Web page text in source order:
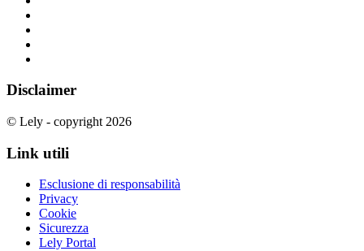
Disclaimer
© Lely - copyright 2026
Link utili
Esclusione di responsabilità
Privacy
Cookie
Sicurezza
Lely Portal